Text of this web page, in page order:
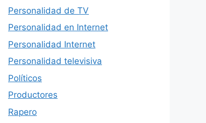
Personalidad de TV
Personalidad en Internet
Personalidad Internet
Personalidad televisiva
Políticos
Productores
Rapero